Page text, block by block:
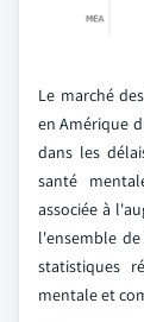
Le marché
en Amérique
dans les
santé
associée à
l'ensemble
statistiques
mentale et